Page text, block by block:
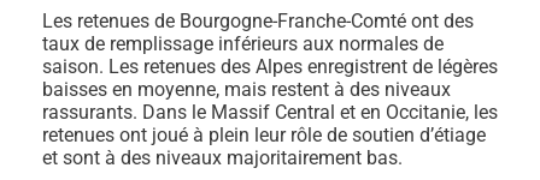
Les retenues de Bourgogne-Franche-Comté ont des
taux de remplissage inférieurs aux normales de
saison. Les retenues des Alpes enregistrent de légères
baisses en moyenne, mais restent à des niveaux
rassurants. Dans le Massif Central et en Occitanie, les
retenues ont joué à plein leur rôle de soutien d’étiage
et sont à des niveaux majoritairement bas.